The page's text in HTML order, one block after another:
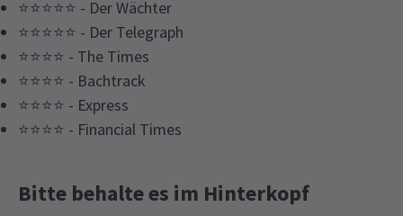
⭐⭐⭐⭐⭐ - Der Wächter
⭐⭐⭐⭐⭐ - Der Telegraph
⭐⭐⭐⭐ - The Times
⭐⭐⭐⭐ - Bachtrack
⭐⭐⭐⭐ - Express
⭐⭐⭐⭐ - Financial Times
Bitte behalte es im Hinterkopf